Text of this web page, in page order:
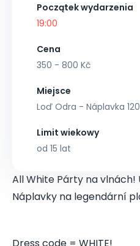
Początek wydarzenia
19:00
Cena
350 - 800 Kč
Miejsce
Loď Odra - Náplavka
Limit wiekowy
od 15 lat
All White Párty na vlnách!
Náplavky na legendární
Dress code = WHITE!